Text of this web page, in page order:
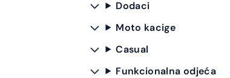
Dodaci
Moto kacige
Casual
Funkcionalna odjeća